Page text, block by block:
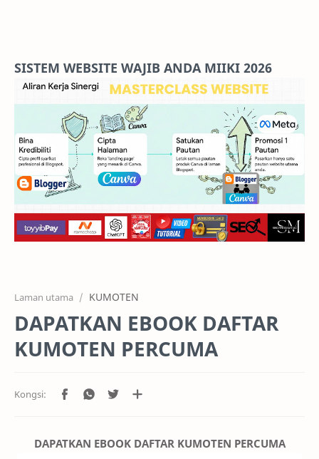
Features
Pricing
Services
RTL Mode
SISTEM WEBSITE WAJIB ANDA MIIKI 2026
Laman utama KUMOTEN
DAPATKAN EBOOK DAFTAR
KUMOTEN PERCUMA
DAPATKAN EBOOK DAFTAR KUMOTEN PERCUMA